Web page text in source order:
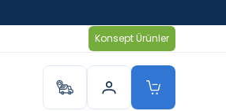
Konsept Ürünler